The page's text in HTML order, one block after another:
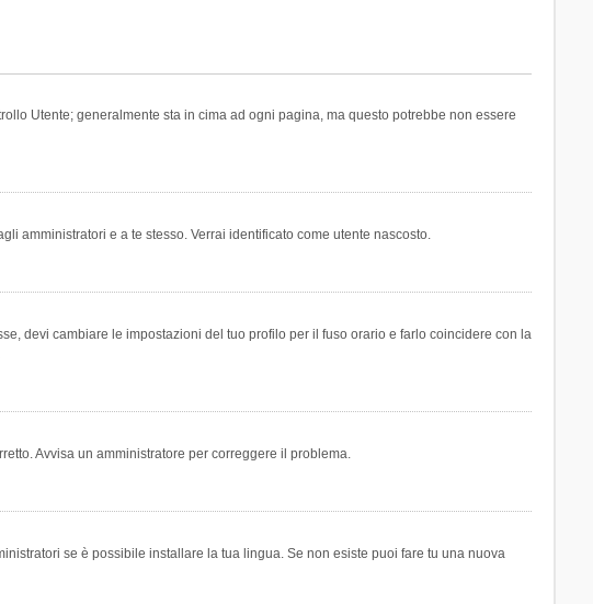
Utente; generalmente sta in cima ad ogni pagina, ma questo potrebbe non essere
amministratori e a te stesso. Verrai identificato come utente nascosto.
devi cambiare le impostazioni del tuo profilo per il fuso orario e farlo coincidere con la
Avvisa un amministratore per correggere il problema.
se è possibile installare la tua lingua. Se non esiste puoi fare tu una nuova